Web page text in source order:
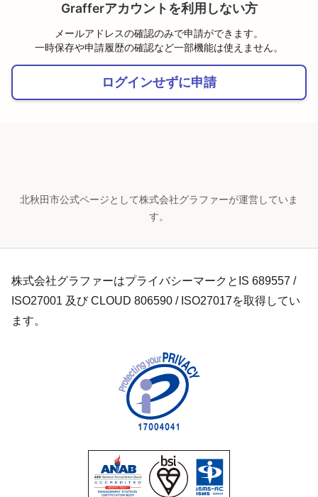
Grafferアカウントを利用しない方
メールアドレスの確認のみで申請ができます。
一時保存や申請履歴の確認など一部機能は使えません。
ログインせずに申請
北秋田市公式ページとして株式会社グラファーが運営していま
す。
株式会社グラファーはプライバシーマークとIS 689557 /
ISO27001 及び CLOUD 806590 / ISO27017を取得してい
ます。